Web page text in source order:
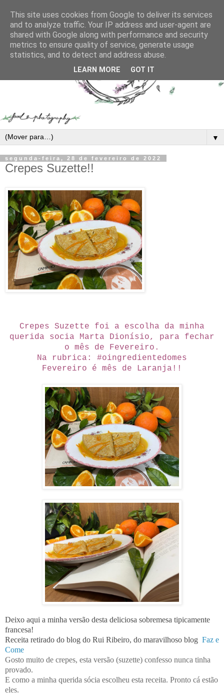
▼
segunda-feira, 28 de fevereiro de 2022
Crepes Suzette!!
Crepes Suzette foi a escolha da minha
querida socia Marta Dionísio, para fechar
o mês de Fevereiro.
Na rubrica: #oingredientedomes
Fevereiro é mês de Laranja!!
Deixo aqui a minha versão desta deliciosa sobremesa tipicamente
francesa!
Receita retirado do blog do Rui Ribeiro, do maravilhoso blog Faz e
Come
Gosto muito de crepes, esta versão (suzette) confesso nunca tinha
provado.
E como a minha querida sócia escolheu esta receita. Pronto cá estão
eles.
This site uses cookies from Google to deliver its services
and to analyze traffic. Your IP address and user-agent are
shared with Google along with performance and security
metrics to ensure quality of service, generate usage
statistics, and to detect and address abuse.
LEARN MORE GOT IT